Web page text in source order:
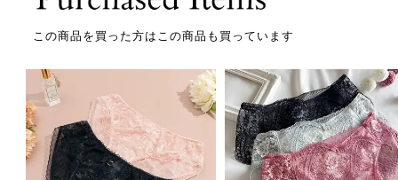
この商品を買った方はこの商品も買っています